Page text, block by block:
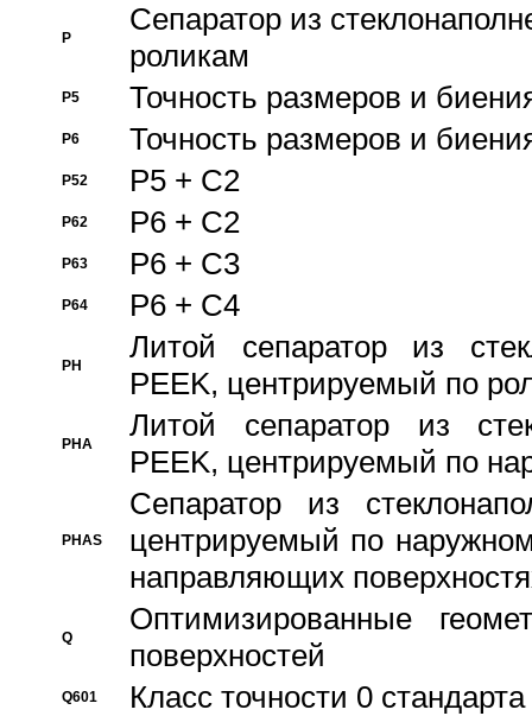
P
Cепаратор из
роликам
P5 Точность размеров и
P6 Точность размеров и
P52 P5 + C2
P62 P6 + C2
P63 P6 + C3
P64 P6 + C4
PH
Литой сепаратор из
PEEK, центрируемый по
PHA
Литой сепаратор из
PEEK, центрируемый по
PHAS
Сепаратор из
центрируемый по
направляющих
Q
Оптимизированные
поверхностей
Q601 Класс точности 0